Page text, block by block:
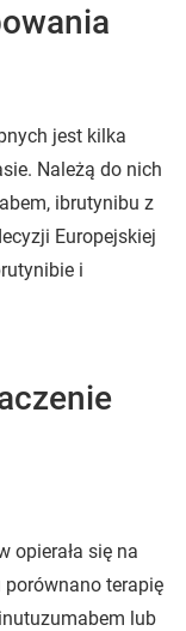
jest kilka
Należą do nich
ibrutynibu z
Europejskiej
i
opierała się na
porównano terapię
lub